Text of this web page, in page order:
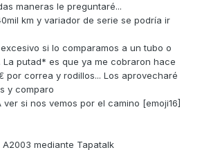
maneras le preguntaré...
km y variador de serie se podría ir
si lo comparamos a un tubo o
La putad* es que ya me cobraron hace
por correa y rodillos... Los aprovecharé
y comparo
si nos vemos por el camino [emoji16]
A2003 mediante Tapatalk